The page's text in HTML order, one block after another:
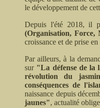
le développement de
Depuis l'été 2018, il
(Organisation, Force,
croissance et de prise
Par ailleurs, à la
sur "La défense de la
révolution du
conséquences de
naissance depuis
jaunes", actualité